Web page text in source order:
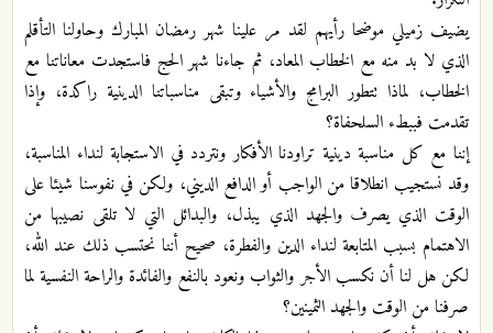
يضيف زميلي موضحا رأيهم لقد مر علينا شهر رمضان المبارك وحاولنا التأقلم
الذي لا بد منه مع الخطاب المعاد، ثم جاءنا شهر الحج فاستجدت معاناتنا مع
الخطاب، لماذا تتطور البرامج والأشياء وتبقى مناسباتنا الدينية راكدة، وإذا
تقدمت فببطء السلحفاة؟
إننا مع كل مناسبة دينية تراودنا الأفكار ونتردد في الاستجابة لنداء المناسبة،
وقد نستجيب انطلاقا من الواجب أو الدافع الديني، ولكن في نفوسنا شيئا على
الوقت الذي يصرف والجهد الذي يبذل، والبدائل التي لا تلقى نصيبها من
الاهتمام بسبب المتابعة لنداء الدين والفطرة، صحيح أننا نحتسب ذلك عند الله،
لكن هل لنا أن نكسب الأجر والثواب ونعود بالنفع والفائدة والراحة النفسية لما
صرفنا من الوقت والجهد الثمينين؟